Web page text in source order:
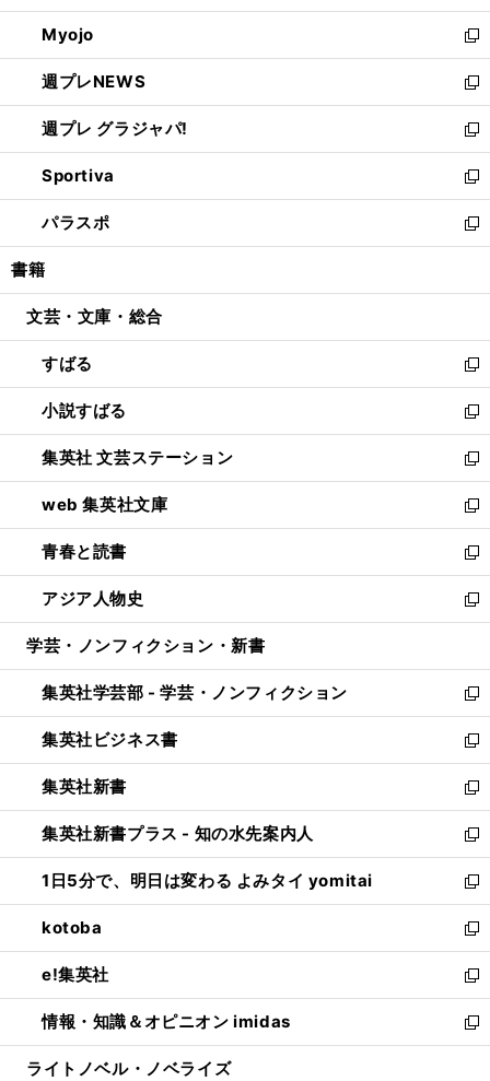
開
く
ウ
で
開
く
ン
ド
ウ
で
開
く
ウ
ィ
ン
ド
ウ
で
開
く
Myojo
新
し
い
ウ
ィ
ン
ド
ウ
で
開
週プレNEWS
新
し
い
ウ
ィ
ン
ド
ウ
開
週プレ グラジャパ!
新
し
い
ウ
ィ
ン
ウ
開
く
Sportiva
新
し
い
ウ
ン
ウ
で
開
く
パラスポ
新
し
ウ
ン
ド
ウ
で
開
く
書籍
文芸・文庫・総合
すばる
新
し
い
ウ
ィ
ン
ド
ウ
で
開
く
小説すばる
新
し
い
ウ
ィ
ン
ド
ウ
で
開
集英社 文芸ステーション
新
し
い
ウ
ィ
ン
ド
ウ
開
く
web 集英社文庫
新
し
い
ウ
ィ
ン
ウ
で
開
く
青春と読書
新
し
い
ウ
ン
ド
ウ
で
開
く
アジア人物史
新
し
ウ
ィ
ン
ド
ウ
で
開
く
学芸・ノンフィクション・新書
集英社学芸部 - 学芸・ノンフィクション
新
し
い
ウ
ィ
ン
ド
ウ
で
開
く
集英社ビジネス書
新
し
い
ウ
ィ
ン
ド
ウ
で
開
く
集英社新書
新
し
い
ウ
ィ
ン
ド
ウ
で
開
く
集英社新書プラス - 知の水先案内人
新
し
い
ウ
ィ
ン
ド
ウ
で
開
1日5分で、明日は変わる よみタイ yomitai
新
し
い
ウ
ィ
ン
ド
ウ
kotoba
新
し
い
ウ
ィ
ン
e!集英社
新
し
い
ウ
情報・知識＆オピニオン imidas
新
し
ライトノベル・ノベライズ